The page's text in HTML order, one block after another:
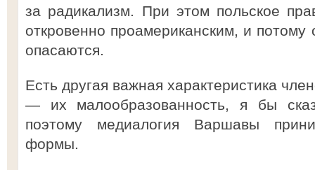
за радикализм. При этом польское
откровенно проамериканским, и
опасаются.
Есть другая важная характеристика
— их малообразованность, я бы
поэтому медиалогия Варшавы
формы.